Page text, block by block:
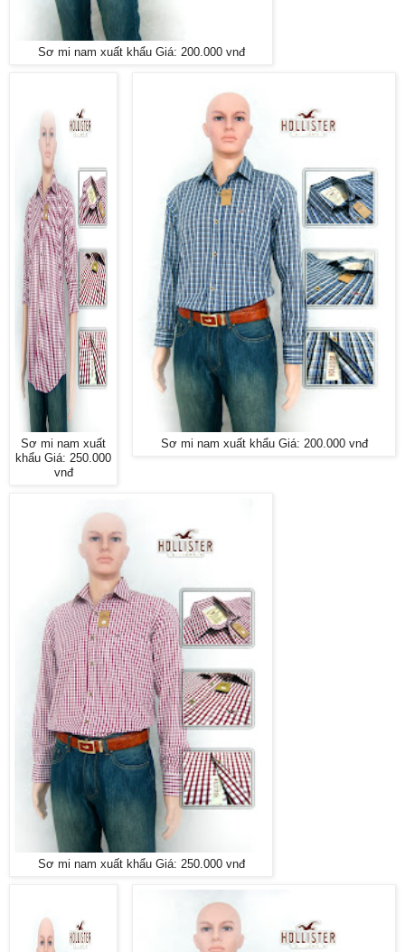
Sơ mi nam xuất khẩu Giá: 200.000 vnđ
Sơ mi nam xuất khẩu Giá: 200.000 vnđ
Sơ mi nam xuất
khẩu Giá: 250.000
vnđ
Sơ mi nam xuất khẩu Giá: 250.000 vnđ